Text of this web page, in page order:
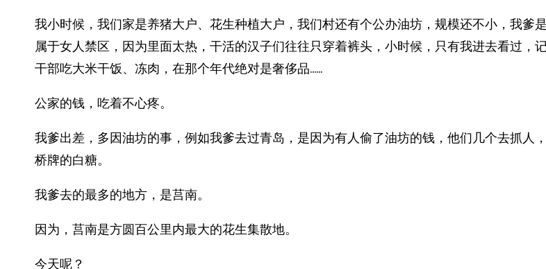
我小时候，我们家是养猪大户、花生种植大户，我们村还有个公办油坊，规模还不小，我爹
属于女人禁区，因为里面太热，干活的汉子们往往只穿着裤头，小时候，只有我进去看过，
干部吃大米干饭、冻肉，在那个年代绝对是奢侈品……
公家的钱，吃着不心疼。
我爹出差，多因油坊的事，例如我爹去过青岛，是因为有人偷了油坊的钱，他们几个去抓人
桥牌的白糖。
我爹去的最多的地方，是莒南。
因为，莒南是方圆百公里内最大的花生集散地。
今天呢？